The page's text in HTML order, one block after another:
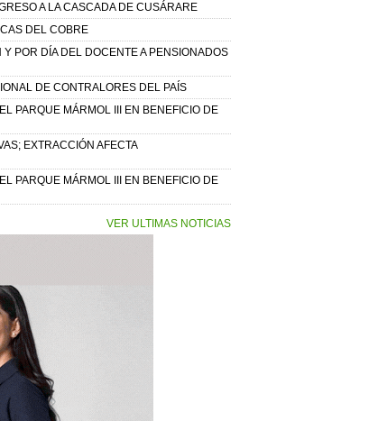
A LA CASCADA DE CUSÁRARE
DEL COBRE
POR DÍA DEL DOCENTE A PENSIONADOS
DE CONTRALORES DEL PAÍS
PARQUE MÁRMOL III EN BENEFICIO DE
EXTRACCIÓN AFECTA
PARQUE MÁRMOL III EN BENEFICIO DE
VER ULTIMAS NOTICIAS